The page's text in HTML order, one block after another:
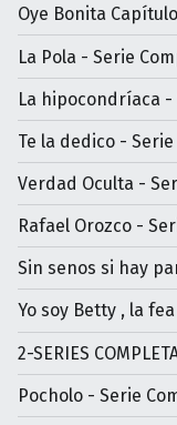
Oye Bonita
La Pola - Serie
La hipocondríaca -
Te la dedico -
Verdad Oculta -
Rafael Orozco -
Sin senos si hay
Yo soy Betty , la
2-SERIES
Pocholo - Serie